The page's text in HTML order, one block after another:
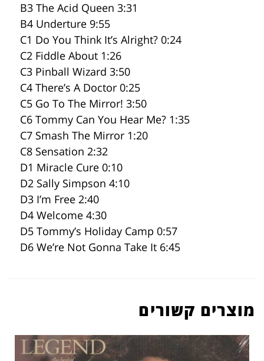
B3 The Acid Queen 3:31
B4 Underture 9:55
C1 Do You Think It’s Alright? 0:24
C2 Fiddle About 1:26
C3 Pinball Wizard 3:50
C4 There’s A Doctor 0:25
C5 Go To The Mirror! 3:50
C6 Tommy Can You Hear Me? 1:35
C7 Smash The Mirror 1:20
C8 Sensation 2:32
D1 Miracle Cure 0:10
D2 Sally Simpson 4:10
D3 I’m Free 2:40
D4 Welcome 4:30
D5 Tommy’s Holiday Camp 0:57
D6 We’re Not Gonna Take It 6:45
מוצרים קשורים